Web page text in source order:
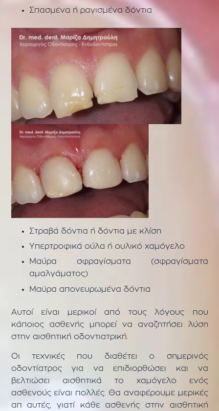
Σπασμένα ή ραγισμένα δόντια
Στραβά δόντια ή δόντια με κλίση
Υπερτροφικά ούλα ή ουλικό χαμόγελο
Μαύρα σφραγίσματα (σφραγίσματα
αμαλγάματος)
Μαύρα απονευρωμένα δόντια
Αυτοί είναι μερικοί από τους λόγους που
κάποιος ασθενής μπορεί να αναζητήσει λύση
στην αισθητική οδοντιατρική.
Οι τεχνικές που διαθέτει ο σημερινός
οδοντίατρος για να επιδιορθώσει και να
βελτιώσει αισθητικά το χαμόγελο ενός
ασθενούς είναι πολλές. Θα αναφέρουμε μερικές
απ αυτές, γιατί κάθε ασθενής στην αισθητική